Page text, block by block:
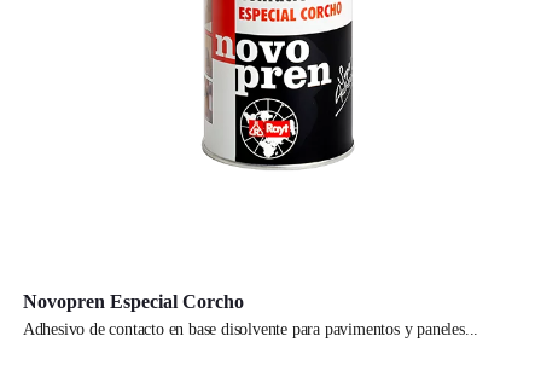
Novopren Especial Corcho
adhesivo de contacto en base disolvente para pavimentos y paneles